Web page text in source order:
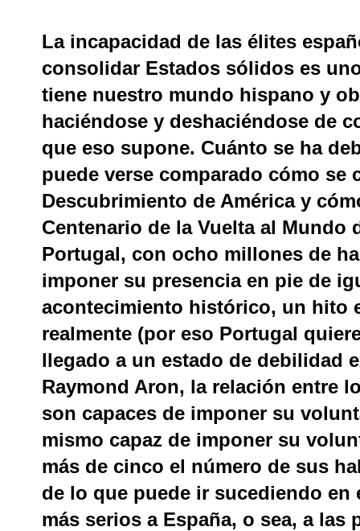
La incapacidad de las élites
consolidar Estados sólidos es
tiene nuestro mundo hispano y
haciéndose y deshaciéndose de
que eso supone. Cuánto se ha
puede verse comparado cómo se
Descubrimiento de América y
Centenario de la Vuelta al Mundo
Portugal, con ocho millones de
imponer su presencia en pie de
acontecimiento histórico, un hito
realmente (por eso Portugal
llegado a un estado de debilidad
Raymond Aron, la relación entre
son capaces de imponer su
mismo capaz de imponer su
más de cinco el número de sus
de lo que puede ir sucediendo
más serios a España, o sea, a las